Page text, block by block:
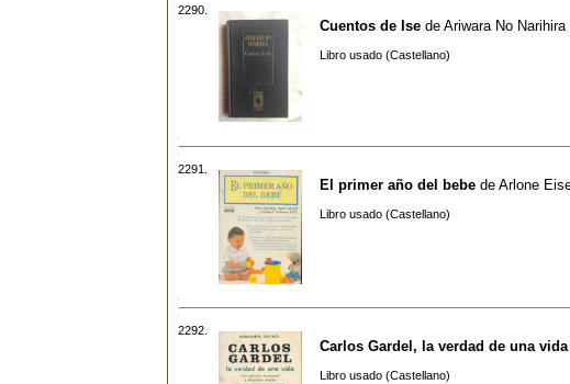
2290.
Cuentos de Ise de Ariwara No Narihira
Libro usado (Castellano)
2291.
El primer año del bebe de Arlone
Libro usado (Castellano)
2292.
Carlos Gardel, la verdad de una vida
Libro usado (Castellano)